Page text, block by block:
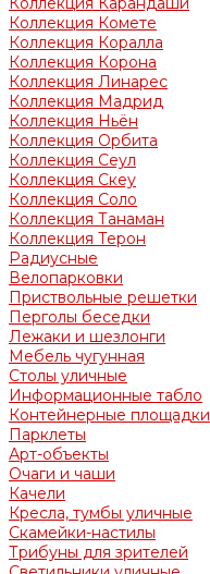
Коллекция Комете
Коллекция Коралла
Коллекция Корона
Коллекция Линарес
Коллекция Мадрид
Коллекция Ньён
Коллекция Орбита
Коллекция Сеул
Коллекция Скеу
Коллекция Соло
Коллекция Танаман
Коллекция Терон
Радиусные
Велопарковки
Приствольные решетки
Перголы беседки
Лежаки и шезлонги
Мебель чугунная
Столы уличные
Информационные табло
Контейнерные площадки
Парклеты
Арт-объекты
Очаги и чаши
Качели
Кресла, тумбы уличные
Скамейки-настилы
Трибуны для зрителей